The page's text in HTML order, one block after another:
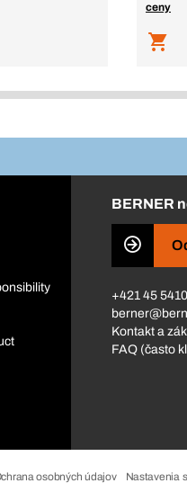
ceny
BERNER
+421 45
Kontakt a
FAQ (často
osobných údajov Nastavenia